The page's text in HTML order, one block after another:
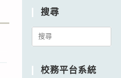
搜尋
Search
校務平台系統